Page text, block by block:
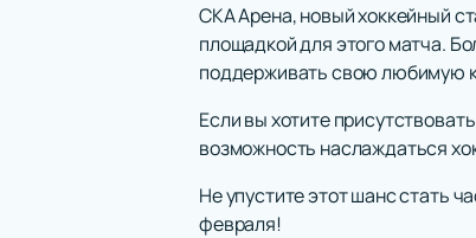
СКА Арена, новый хоккейный
площадкой для этого матча.
поддерживать свою любимую
Если вы хотите
возможность наслаждаться
Не упустите этот шанс стать
февраля!